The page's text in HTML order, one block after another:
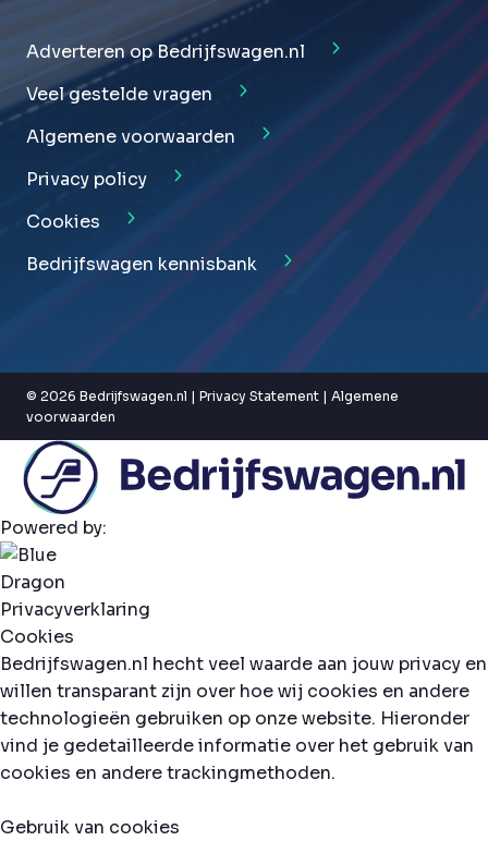
Adverteren op Bedrijfswagen.nl
Veel gestelde vragen
Algemene voorwaarden
Privacy policy
Cookies
Bedrijfswagen kennisbank
© 2026 Bedrijfswagen.nl | Privacy Statement | Algemene
voorwaarden
Powered by:
Privacyverklaring
Cookies
Bedrijfswagen.nl hecht veel waarde aan jouw privacy en
willen transparant zijn over hoe wij cookies en andere
technologieën gebruiken op onze website. Hieronder
vind je gedetailleerde informatie over het gebruik van
cookies en andere trackingmethoden.
Gebruik van cookies